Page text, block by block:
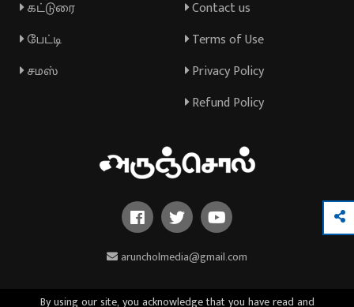
கட்டுரை
பேட்டி
சமஸ்
Contact us
Terms of Use
Privacy Policy
Refund Policy
aruncholmedia@gmail.com
By using our site, you acknowledge that you have read and